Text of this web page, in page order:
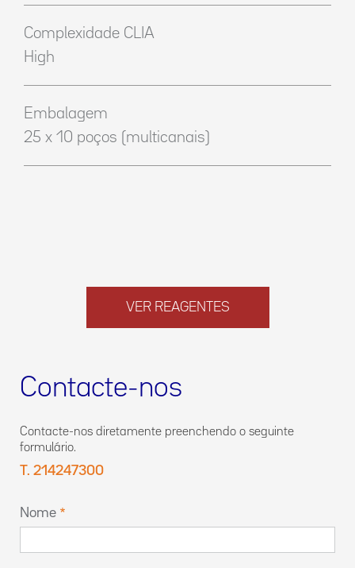
Complexidade CLIA
High
Embalagem
25 x 10 poços (multicanais)
VER REAGENTES
Contacte-nos
Contacte-nos diretamente preenchendo o seguinte
formulário.
T. 214247300
Nome